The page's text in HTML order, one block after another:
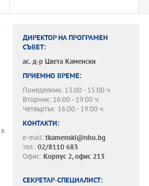
ДИРЕКТОР НА ПРОГРАМЕН
СЪВЕТ:
ас. д-р Цвета Каменски
ПРИЕМНО ВРЕМЕ:
Понеделник: 13:00 - 15:00 ч.
Вторник: 16:00 - 19:00 ч.
Четвъртък: 16:00 - 19:00 ч.
КОНТАКТИ:
e-mail: tkamenski@nbu.bg
тел.: 02/8110 683
Офис: Корпус 2, офис 213
СЕКРЕТАР-СПЕЦИАЛИСТ: